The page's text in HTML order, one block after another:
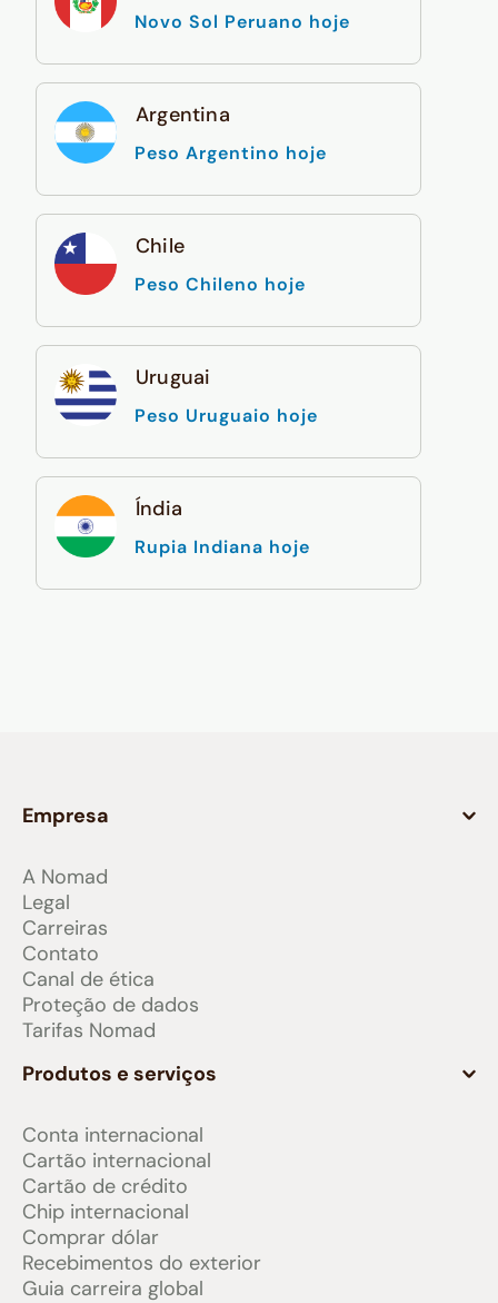
Novo Sol Peruano hoje
Argentina
Peso Argentino hoje
Chile
Peso Chileno hoje
Uruguai
Peso Uruguaio hoje
Índia
Rupia Indiana hoje
Empresa
A Nomad
Legal
Carreiras
Contato
Canal de ética
Proteção de dados
Tarifas Nomad
Produtos e serviços
Conta internacional
Cartão internacional
Cartão de crédito
Chip internacional
Comprar dólar
Recebimentos do exterior
Guia carreira global